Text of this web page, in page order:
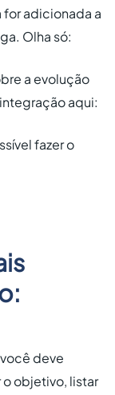
adicionada a
Olha só:
a evolução
aqui:
fazer o
deve
objetivo, listar